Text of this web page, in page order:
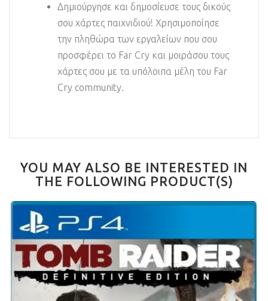
Δημιούργησε και δημοσίευσε τους δικούς
σου χάρτες παιχνιδιού! Χρησιμοποίησε
την πληθώρα των εργαλείων που σου
προσφέρει το Far Cry και μοιράσου τους
χάρτες σου με τα υπόλοιπα μέλη του Far
Cry community.
YOU MAY ALSO BE INTERESTED IN
THE FOLLOWING PRODUCT(S)